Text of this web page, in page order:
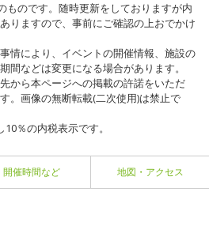
ものです。随時更新をしておりますが内
りますので、事前にご確認の上おでかけ
情により、イベントの開催情報、施設の
間などは変更になる場合があります。
から本ページへの掲載の許諾をいただ
。画像の無断転載(二次使用)は禁止で
％の内税表示です。
開催時間など 地図・アクセス